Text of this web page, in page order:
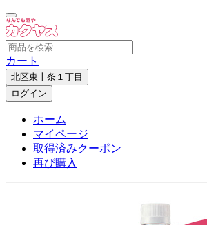
カート
北区東十条１丁目
ログイン
ホーム
マイページ
取得済みクーポン
再び購入